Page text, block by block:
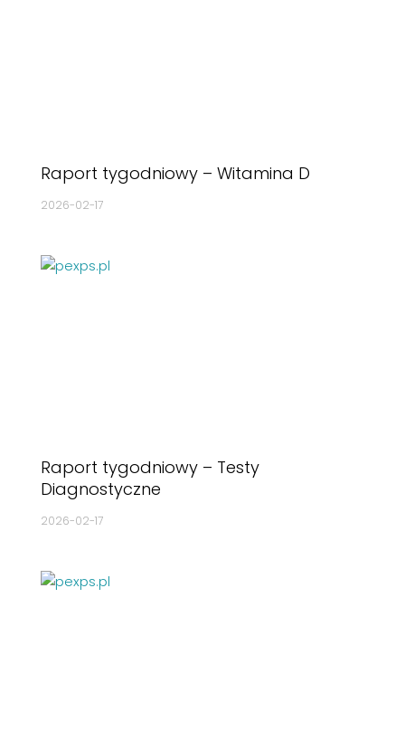
Raport tygodniowy – Witamina D
2026-02-17
Raport tygodniowy – Testy
Diagnostyczne
2026-02-17